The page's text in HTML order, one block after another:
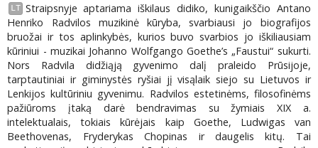
LT Straipsnyje aptariama iškilaus didiko, kunigaikščio Antano
Henriko Radvilos muzikinė kūryba, svarbiausi jo biografijos
bruožai ir tos aplinkybės, kurios buvo svarbios jo iškiliausiam
kūriniui - muzikai Johanno Wolfgango Goethe’s „Faustui“ sukurti.
Nors Radvila didžiąją gyvenimo dalį praleido Prūsijoje,
tarptautiniai ir giminystės ryšiai jį visąlaik siejo su Lietuvos ir
Lenkijos kultūriniu gyvenimu. Radvilos estetinėms, filosofinėms
pažiūroms įtaką darė bendravimas su žymiais XIX a.
intelektualais, tokiais kūrėjais kaip Goethe, Ludwigas van
Beethovenas, Fryderykas Chopinas ir daugelis kitų. Tai